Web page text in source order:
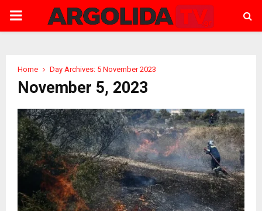
PRIMARY
Home Day Archives: 5 November 2023
November 5, 2023